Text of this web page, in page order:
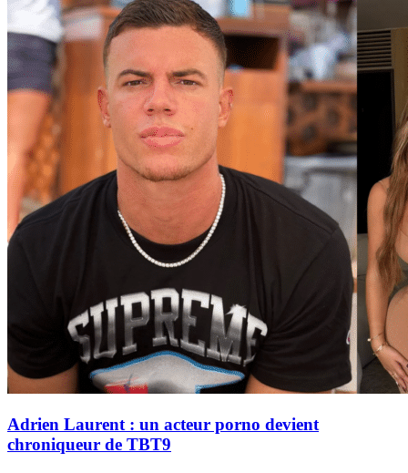
Adrien Laurent : un acteur porno devient
chroniqueur de TBT9